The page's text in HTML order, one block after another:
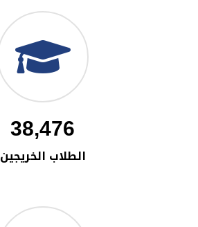
38,476
الطلاب الخريجين